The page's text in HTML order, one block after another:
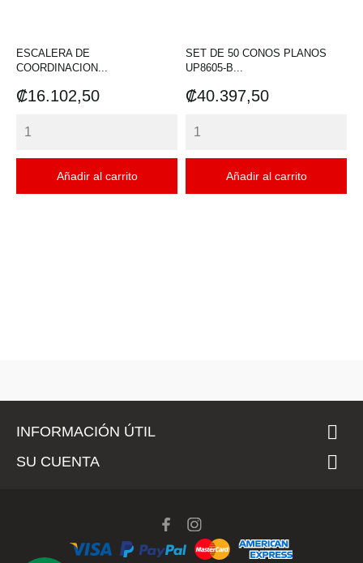
ESCALERA DE
COORDINACION...
Precio
₡16.102,50
Añadir al carrito
SET DE 50 CONOS PLANOS
UP8605-B...
Precio
₡40.397,50
Añadir al carrito
INFORMACIÓN ÚTIL 
SU CUENTA 